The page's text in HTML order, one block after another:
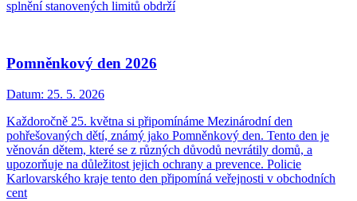
splnění stanovených limitů obdrží
Pomněnkový den 2026
Datum: 25. 5. 2026
Každoročně 25. května si připomínáme Mezinárodní den
pohřešovaných dětí, známý jako Pomněnkový den. Tento den je
věnován dětem, které se z různých důvodů nevrátily domů, a
upozorňuje na důležitost jejich ochrany a prevence. Policie
Karlovarského kraje tento den připomíná veřejnosti v obchodních
cent